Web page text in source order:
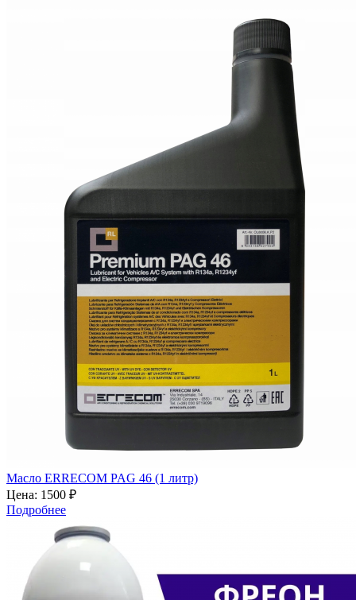
Масло ERRECOM PAG 46 (1 литр)
Цена: 1500 ₽
Подробнее